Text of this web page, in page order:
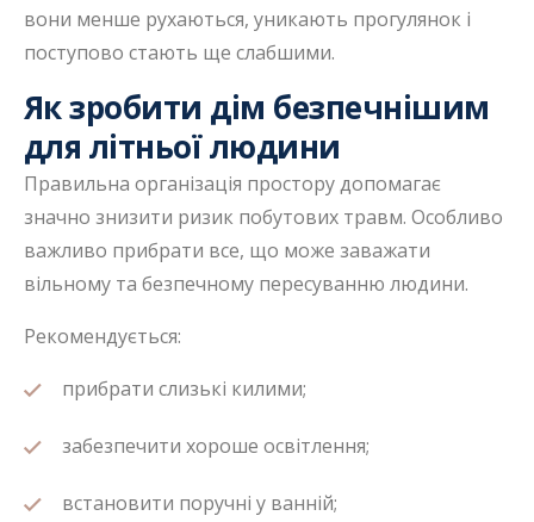
вони менше рухаються, уникають прогулянок і
поступово стають ще слабшими.
Як зробити дім безпечнішим
для літньої людини
Правильна організація простору допомагає
значно знизити ризик побутових травм. Особливо
важливо прибрати все, що може заважати
вільному та безпечному пересуванню людини.
Рекомендується:
прибрати слизькі килими;
забезпечити хороше освітлення;
встановити поручні у ванній;